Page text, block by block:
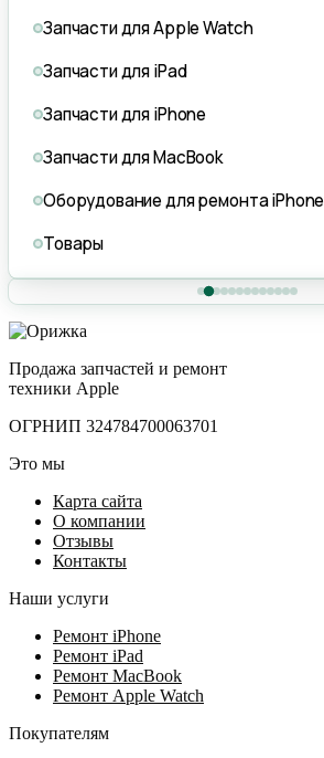
Запчасти для Apple Watch
Запчасти для iPad
Запчасти для iPhone
Запчасти для MacBook
Оборудование для ремонта iPhone
Товары
Продажа запчастей и ремонт
техники Apple
ОГРНИП 324784700063701
Это мы
Карта сайта
О компании
Отзывы
Контакты
Наши услуги
Ремонт iPhone
Ремонт iPad
Ремонт MacBook
Ремонт Apple Watch
Покупателям